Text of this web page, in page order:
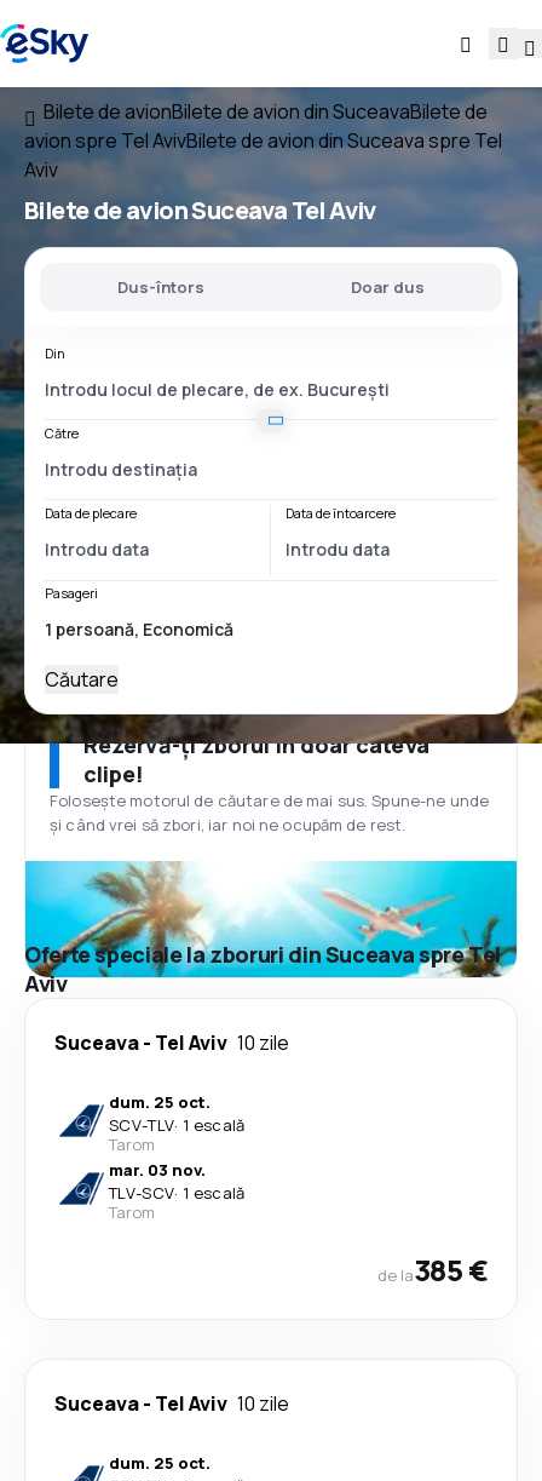
Bilete de avionBilete de avion din SuceavaBilete de
avion spre Tel AvivBilete de avion din Suceava spre Tel
Aviv
Bilete de avionSuceava Tel Aviv
Dus-întors Doar dus
Din
Către
Data de plecare Data de întoarcere
Pasageri
Căutare
Rezervă-ți zborul în doar câteva
clipe!
Folosește motorul de căutare de mai sus. Spune-ne unde
și când vrei să zbori, iar noi ne ocupăm de rest.
Oferte speciale la zboruri din Suceava spre Tel
Aviv
Suceava- Tel Aviv 10 zile
dum. 25 oct.
SCV-TLV· 1 escală
Tarom
mar. 03 nov.
TLV-SCV· 1 escală
Tarom
de la385 €
Suceava- Tel Aviv 10 zile
dum. 25 oct.